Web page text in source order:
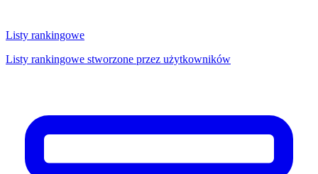
Listy rankingowe
Listy rankingowe stworzone przez użytkowników